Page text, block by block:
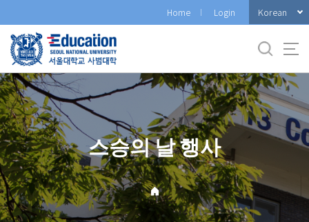
로
메
뉴
Home Login Korean
스승의 날 행사